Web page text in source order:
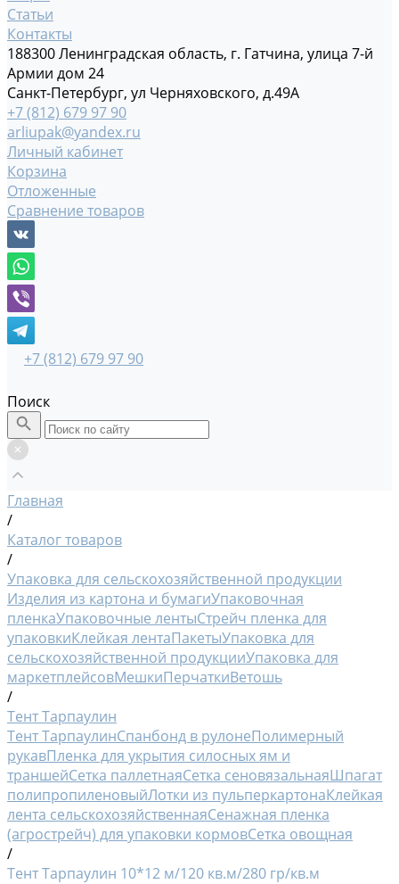
Статьи
Контакты
188300 Ленинградская область, г. Гатчина, улица 7-й
Армии дом 24
Санкт-Петербург, ул Черняховского, д.49А
+7 (812) 679 97 90
arliupak@yandex.ru
Личный кабинет
Корзина
Отложенные
Сравнение товаров
+7 (812) 679 97 90
Поиск
Главная
/
Каталог товаров
/
Упаковка для сельскохозяйственной продукции
Изделия из картона и бумагиУпаковочная
пленкаУпаковочные лентыСтрейч пленка для
упаковкиКлейкая лентаПакетыУпаковка для
сельскохозяйственной продукцииУпаковка для
маркетплейсовМешкиПерчаткиВетошь
/
Тент Тарпаулин
Тент ТарпаулинСпанбонд в рулонеПолимерный
рукавПленка для укрытия силосных ям и
траншейСетка паллетнаяСетка сеновязальнаяШпагат
полипропиленовыйЛотки из пульперкартонаКлейкая
лента сельскохозяйственнаяСенажная пленка
(агрострейч) для упаковки кормовСетка овощная
/
Тент Тарпаулин 10*12 м/120 кв.м/280 гр/кв.м